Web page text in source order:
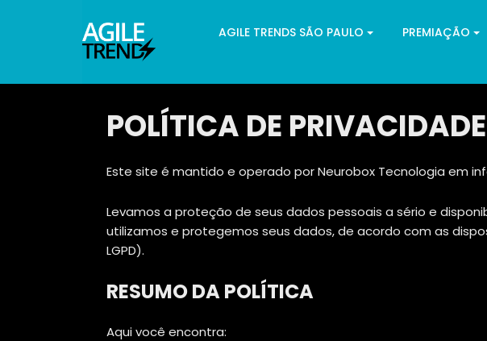
AGILE TRENDS SÃO PAULO PREMIAÇÃO
POLÍTICA DE PRIVACIDADE
Este site é mantido e operado por Neurobox Tecnologia em
Levamos a proteção de seus dados pessoais a sério e
utilizamos e protegemos seus dados, de acordo com as
LGPD).
RESUMO DA POLÍTICA
Aqui você encontra: